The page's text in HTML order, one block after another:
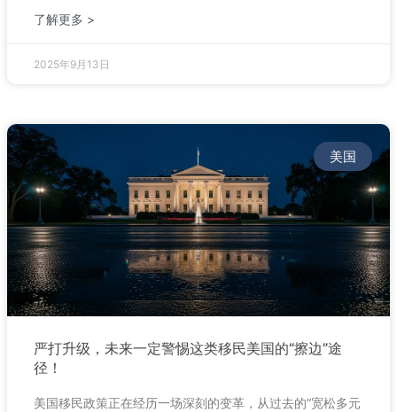
了解更多 >
2025年9月13日
美国
严打升级，未来一定警惕这类移民美国的“擦边”途
径！
美国移民政策正在经历一场深刻的变革，从过去的“宽松多元